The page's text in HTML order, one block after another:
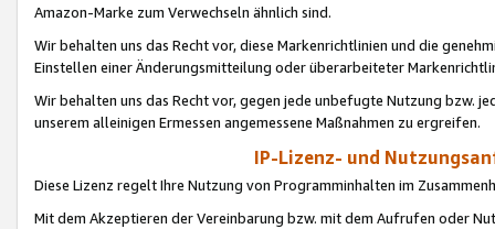
Amazon-Marke zum Verwechseln ähnlich sind.
Wir behalten uns das Recht vor, diese Markenrichtlinien und die
Einstellen einer Änderungsmitteilung oder überarbeiteter
Wir behalten uns das Recht vor, gegen jede unbefugte Nutzung bzw.
unserem alleinigen Ermessen angemessene Maßnahmen zu ergreifen.
IP-Lizenz- und
Diese Lizenz regelt Ihre Nutzung von Programminhalten im
Mit dem Akzeptieren der Vereinbarung bzw. mit dem Aufrufen oder